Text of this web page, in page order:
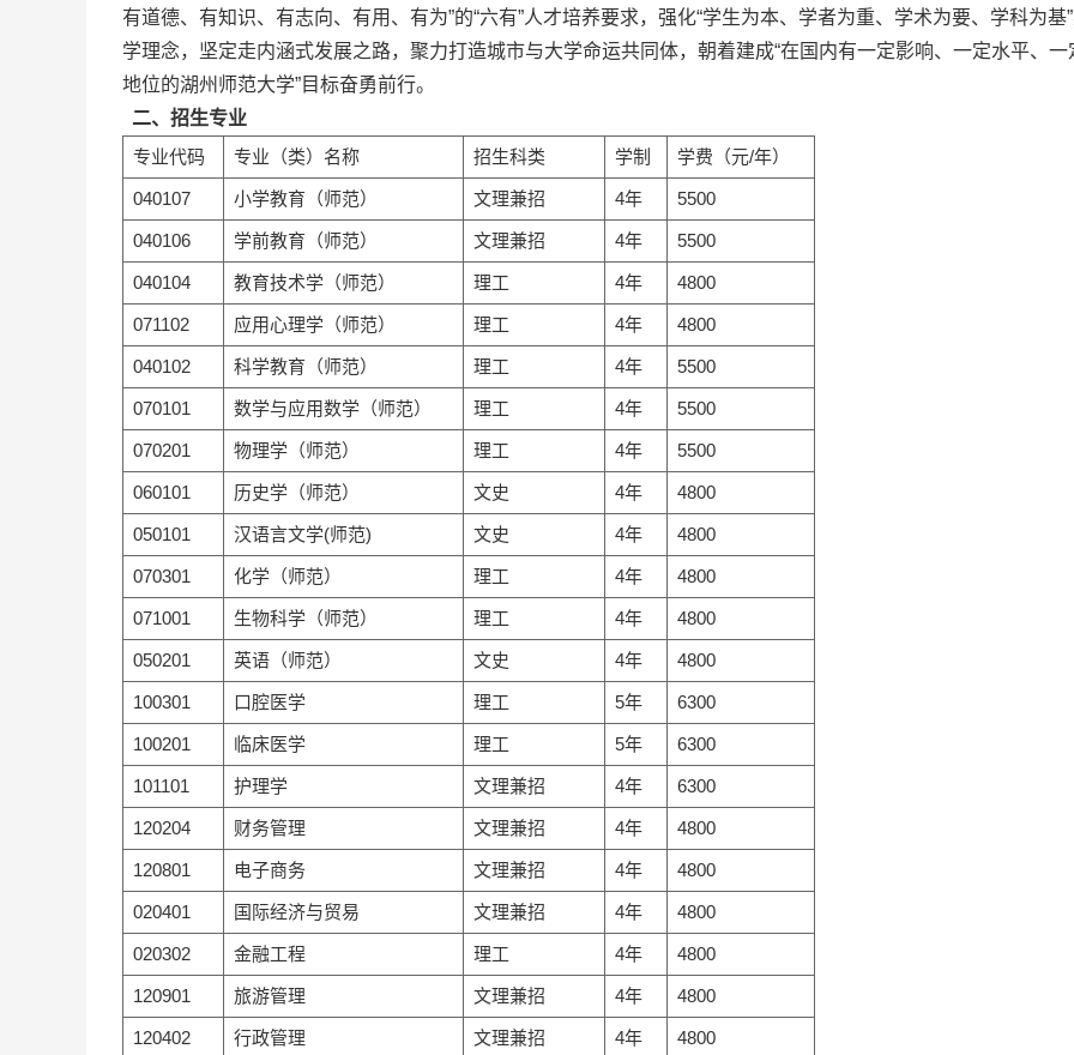
有道德、有知识、有志向、有用、有为”的“六有”人才培养要求，强化“学生为本、学者为重、学术为要、学科为基
学理念，坚定走内涵式发展之路，聚力打造城市与大学命运共同体，朝着建成“在国内有一定影响、一定水平、一
地位的湖州师范大学”目标奋勇前行。
二、 招生专业
专业代码
专业（类）名称 招生科类 学制 学费（元/年）
040107 小学教育（师范） 文理兼招 4年 5500
040106 学前教育（师范） 文理兼招 4年 5500
040104 教育技术学（师范） 理工 4年 4800
071102 应用心理学（师范） 理工 4年 4800
040102 科学教育（师范） 理工 4年 5500
070101 数学与应用数学（师范） 理工 4年 5500
070201 物理学（师范） 理工 4年 5500
060101 历史学（师范） 文史 4年 4800
050101 汉语言文学(师范) 文史 4年 4800
070301 化学（师范） 理工 4年 4800
071001 生物科学（师范） 理工 4年 4800
050201 英语（师范） 文史 4年 4800
100301 口腔医学 理工 5年 6300
100201 临床医学 理工 5年 6300
101101 护理学 文理兼招 4年 6300
120204 财务管理 文理兼招 4年 4800
120801 电子商务 文理兼招 4年 4800
020401 国际经济与贸易 文理兼招 4年 4800
020302 金融工程 理工 4年 4800
120901 旅游管理 文理兼招 4年 4800
120402 行政管理 文理兼招 4年 4800